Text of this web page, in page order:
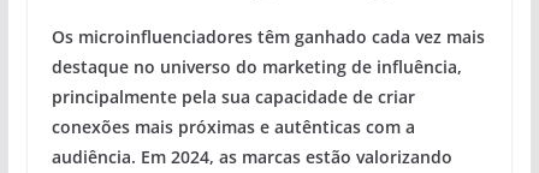
Os microinfluenciadores têm ganhado cada vez mais
destaque no universo do marketing de influência,
principalmente pela sua capacidade de criar
conexões mais próximas e autênticas com a
audiência. Em 2024, as marcas estão valorizando